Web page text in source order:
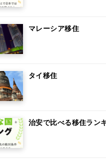
カンボジア
オーストリア
ロシア
ミャンマー
アイルランド
トルコ
フィンランド
チェコ
マレーシア移住
タイ移住
治安で比べる移住ラン